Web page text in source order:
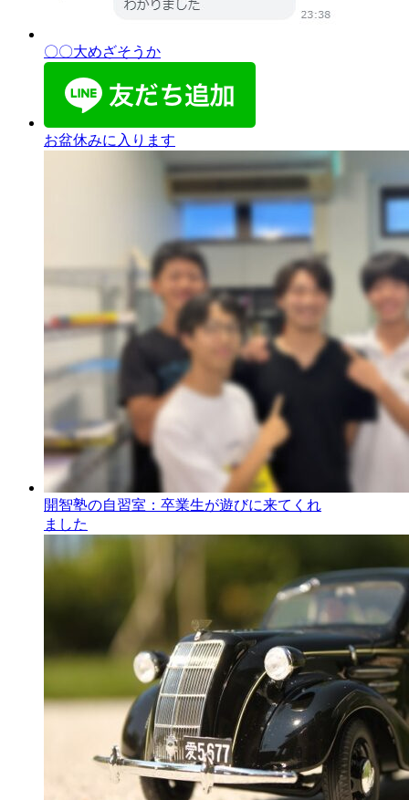
〇〇大めざそうか
お盆休みに入ります
開智塾の自習室：卒業生が遊びに来てくれ
ました